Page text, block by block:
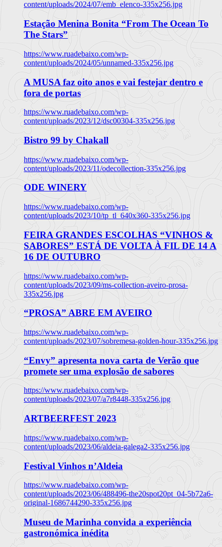
content/uploads/2024/07/emb_elenco-335x256.jpg
Estação Menina Bonita “From The Ocean To
The Stars”
https://www.ruadebaixo.com/wp-
content/uploads/2024/05/unnamed-335x256.jpg
A MUSA faz oito anos e vai festejar dentro e
fora de portas
https://www.ruadebaixo.com/wp-
content/uploads/2023/12/dsc00304-335x256.jpg
Bistro 99 by Chakall
https://www.ruadebaixo.com/wp-
content/uploads/2023/11/odecollection-335x256.jpg
ODE WINERY
https://www.ruadebaixo.com/wp-
content/uploads/2023/10/tp_tl_640x360-335x256.jpg
FEIRA GRANDES ESCOLHAS “VINHOS &
SABORES” ESTÁ DE VOLTA À FIL DE 14 A
16 DE OUTUBRO
https://www.ruadebaixo.com/wp-
content/uploads/2023/09/ms-collection-aveiro-prosa-
335x256.jpg
“PROSA” ABRE EM AVEIRO
https://www.ruadebaixo.com/wp-
content/uploads/2023/07/sobremesa-golden-hour-335x256.jpg
“Envy” apresenta nova carta de Verão que
promete ser uma explosão de sabores
https://www.ruadebaixo.com/wp-
content/uploads/2023/07/a7r8448-335x256.jpg
ARTBEERFEST 2023
https://www.ruadebaixo.com/wp-
content/uploads/2023/06/aldeia-galega2-335x256.jpg
Festival Vinhos n’Aldeia
https://www.ruadebaixo.com/wp-
content/uploads/2023/06/488496-the20spot20pt_04-5b72a6-
original-1686744290-335x256.jpg
Museu de Marinha convida a experiência
gastronómica inédita